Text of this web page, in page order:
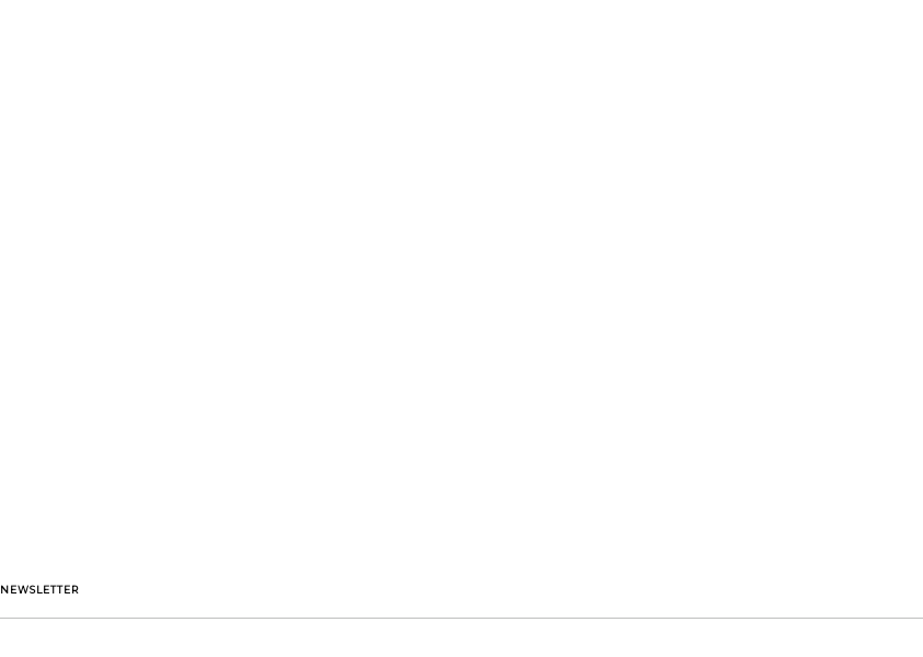
NEWSLETTER